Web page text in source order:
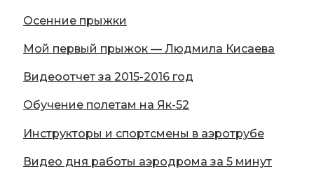
Осенние прыжки
Мой первый прыжок — Людмила Кисаева
Видеоотчет за 2015-2016 год
Обучение полетам на Як-52
Инструкторы и спортсмены в аэротрубе
Видео дня работы аэродрома за 5 минут